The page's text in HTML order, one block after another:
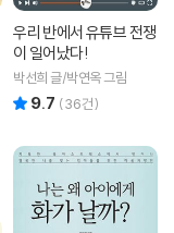
우리 반에서 유튜브 전쟁
이 일어났다!
박선희 글/박연옥 그림
9.7 (36건)